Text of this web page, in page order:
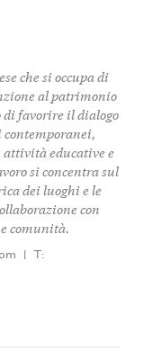
che si occupa di
alpatrimonio
di favorire il dialogo
,
educative e
si concentra sul
dei luoghi e le
con
comunità.
| T: